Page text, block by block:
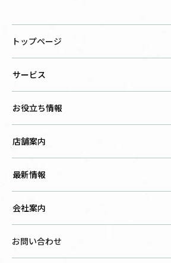
トップページ
サービス
お役立ち情報
店舗案内
最新情報
会社案内
お問い合わせ